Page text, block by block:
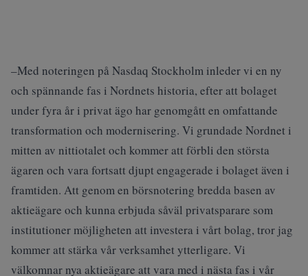
–Med noteringen på Nasdaq Stockholm inleder vi en ny
och spännande fas i Nordnets historia, efter att bolaget
under fyra år i privat ägo har genomgått en omfattande
transformation och modernisering. Vi grundade Nordnet i
mitten av nittiotalet och kommer att förbli den största
ägaren och vara fortsatt djupt engagerade i bolaget även i
framtiden. Att genom en börsnotering bredda basen av
aktieägare och kunna erbjuda såväl privatsparare som
institutioner möjligheten att investera i vårt bolag, tror jag
kommer att stärka vår verksamhet ytterligare. Vi
välkomnar nya aktieägare att vara med i nästa fas i vår